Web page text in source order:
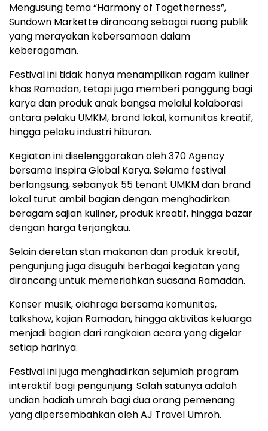
Mengusung tema“Harmonyof Togetherness”,
Sundown Markettedirancangsebagai ruang publik
yang merayakan kebersamaandalam
keberagaman.
Festivalini tidak hanya menampilkan ragam kuliner
khas Ramadan, tetapijuga memberi panggung bagi
karyadan produkanak bangsa melalui kolaborasi
antara pelaku UMKM, brand lokal, komunitas kreatif,
hingga pelakuindustri hiburan.
Kegiataninidiselenggarakanoleh370 Agency
bersama Inspira Global Karya. Selama festival
berlangsung,sebanyak 55 tenant UMKMdan brand
lokal turut ambil bagiandengan menghadirkan
beragamsajian kuliner, produk kreatif, hingga bazar
dengan harga terjangkau.
Selainderetanstan makanandan produk kreatif,
pengunjungjugadisuguhi berbagai kegiatanyang
dirancanguntuk memeriahkansuasana Ramadan.
Konser musik,olahraga bersama komunitas,
talkshow, kajian Ramadan, hinggaaktivitas keluarga
menjadi bagiandari rangkaianacarayangdigelar
setiap harinya.
Festivalinijuga menghadirkansejumlah program
interaktif bagi pengunjung. Salahsatunyaadalah
undian hadiahumrah bagiduaorang pemenang
yangdipersembahkanolehAJ Travel Umroh.